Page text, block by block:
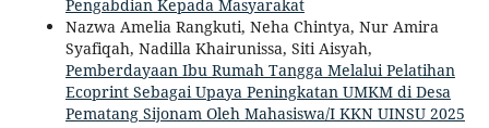
Pengabdian Kepada Masyarakat
Nazwa Amelia Rangkuti, Neha Chintya, Nur Amira
Syafiqah, Nadilla Khairunissa, Siti Aisyah,
Pemberdayaan Ibu Rumah Tangga Melalui Pelatihan
Ecoprint Sebagai Upaya Peningkatan UMKM di Desa
Pematang Sijonam Oleh Mahasiswa/I KKN UINSU 2025